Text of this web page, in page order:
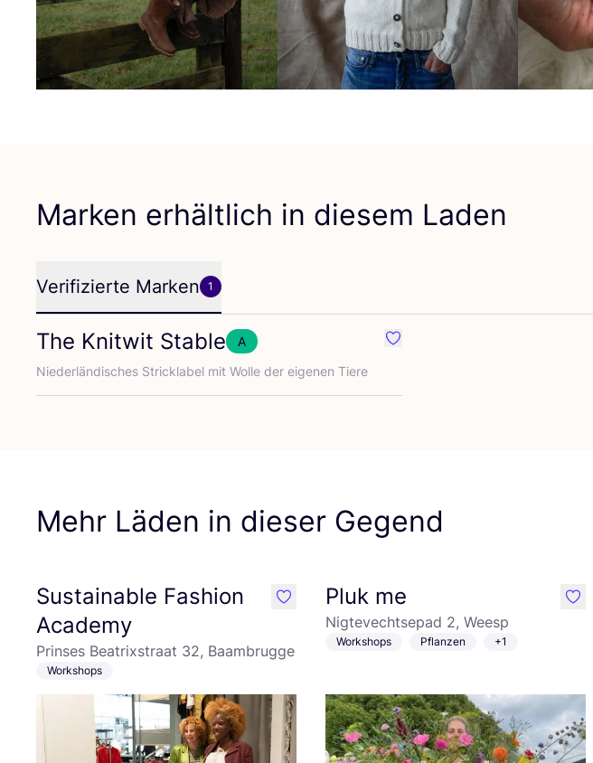
Marken erhältlich in diesem Laden
Verifizierte Marken 1
The Knitwit Stable
A
Nie­der­län­di­sches Strick­la­bel mit Wol­le der eige­nen Tiere
Favorit The Knitwit Stable
Mehr Läden in dieser Gegend
Sustainable Fashion
Academy
Prinses Beatrixstraat 32, Baambrugge
Workshops
like Pluk me
Nigtevechtsepad 2, Weesp
Workshops Pflanzen +1
like